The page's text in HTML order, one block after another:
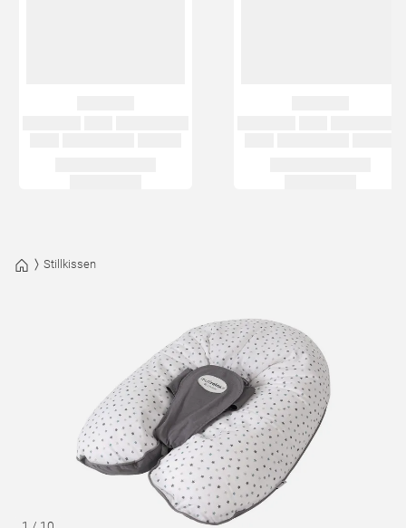
Stillkissen